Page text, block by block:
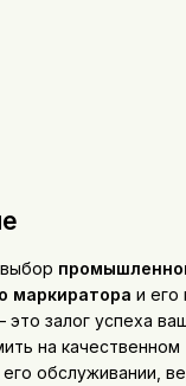
маркиратора и его
залог успеха
на качественном
обслуживании,